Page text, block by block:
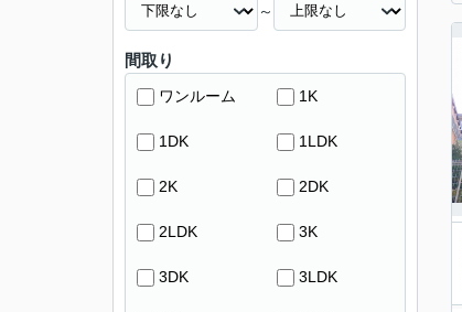
～
間取り
ワンルーム 1K
1DK 1LDK
2K 2DK
2LDK 3K
3DK 3LDK